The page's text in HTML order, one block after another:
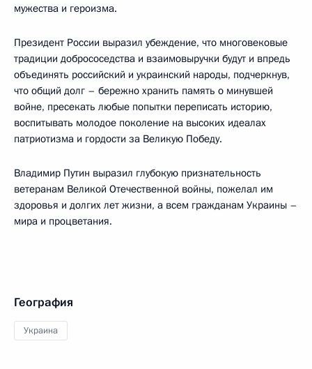
мужества и героизма.
Президент России выразил убеждение, что многовековые
традиции добрососедства и взаимовыручки будут и впредь
объединять российский и украинский народы, подчеркнув,
что общий долг – бережно хранить память о минувшей
войне, пресекать любые попытки переписать историю,
воспитывать молодое поколение на высоких идеалах
патриотизма и гордости за Великую Победу.
Владимир Путин выразил глубокую признательность
ветеранам Великой Отечественной войны, пожелал им
здоровья и долгих лет жизни, а всем гражданам Украины –
мира и процветания.
География
Украина